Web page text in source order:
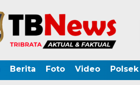
Berita Foto Video Polsek